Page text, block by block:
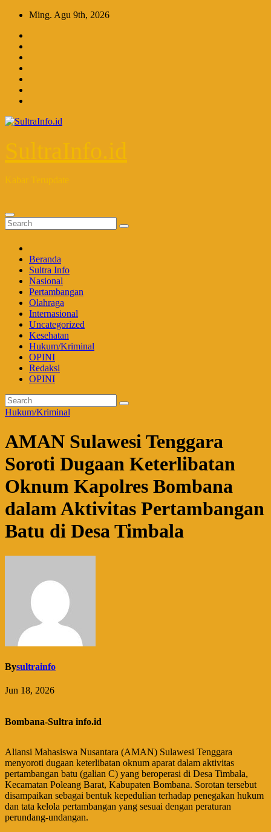
Skip
content
Ming. Agu 9th, 2026
SultraInfo.id
Kabar Terupdate
Beranda
Sultra Info
Nasional
Pertambangan
Olahraga
Internasional
Uncategorized
Kesehatan
Hukum/Kriminal
OPINI
Redaksi
OPINI
Hukum/Kriminal
AMAN Sulawesi Tenggara
Soroti Dugaan Keterlibatan
Oknum Kapolres Bombana
dalam Aktivitas Pertambangan
Batu di Desa Timbala
Bysultrainfo
Jun 18, 2026
Bombana-Sultra info.id
Aliansi Mahasiswa Nusantara (AMAN) Sulawesi Tenggara
menyoroti dugaan keterlibatan oknum aparat dalam aktivitas
pertambangan batu (galian C) yang beroperasi di Desa Timbala,
Kecamatan Poleang Barat, Kabupaten Bombana. Sorotan tersebut
disampaikan sebagai bentuk kepedulian terhadap penegakan hukum
dan tata kelola pertambangan yang sesuai dengan peraturan
perundang-undangan.